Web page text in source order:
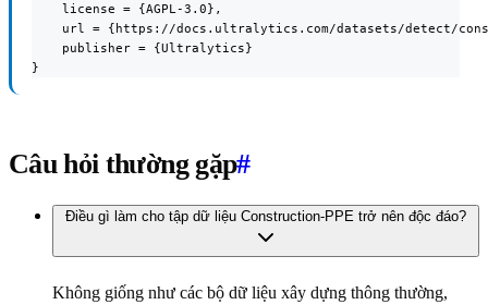
    license = {AGPL-3.0},
url = {https://docs.ultralytics.com/datasets/detect/
    publisher = {Ultralytics}
}
Câu hỏi thường gặp#
Điều gì làm cho tập dữ liệu Construction-PPE trở nên độc đáo?
Không giống như các bộ dữ liệu xây dựng thông thường,